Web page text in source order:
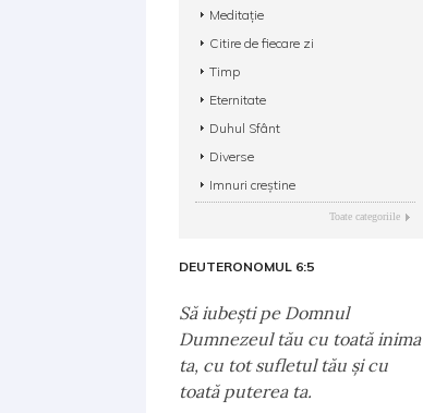
Meditație
Citire de fiecare zi
Timp
Eternitate
Duhul Sfânt
Diverse
Imnuri creștine
Toate categoriile
DEUTERONOMUL 6:5
Să iubeşti pe Domnul
Dumnezeul tău cu toată inima
ta, cu tot sufletul tău şi cu
toată puterea ta.